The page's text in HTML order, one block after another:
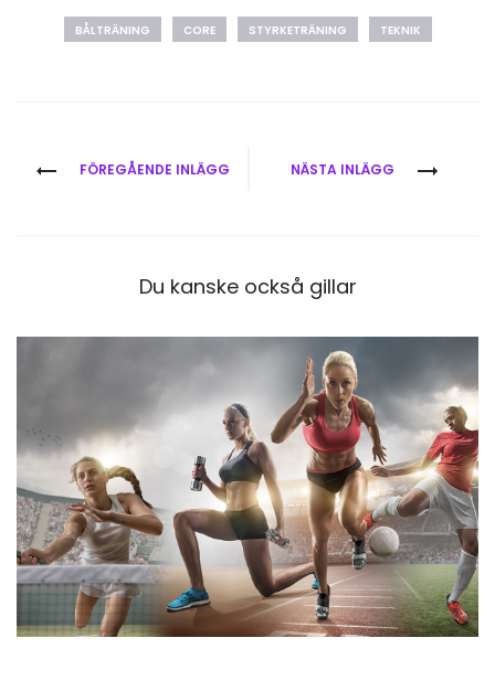
BÅLTRÄNING CORE STYRKETRÄNING TEKNIK
Inläggsnavigering
FÖREGÅENDE INLÄGG NÄSTA INLÄGG
Du kanske också gillar